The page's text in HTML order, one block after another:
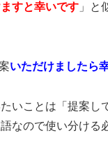
すと幸いです 」と
いただけましたら
いことは「提案し
なので使い分ける